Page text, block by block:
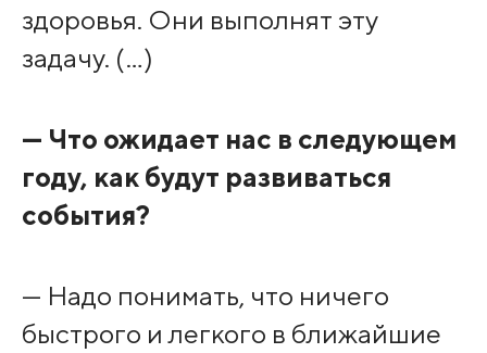
здоровья. Они выполнят эту
задачу. (…)
— Что ожидает нас в следующем
году, как будут развиваться
события?
— Надо понимать, что ничего
быстрого и легкого в ближайшие